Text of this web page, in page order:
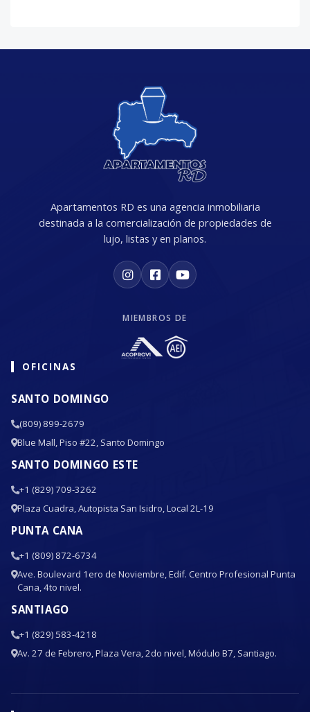
Apartamentos RD es una agencia inmobiliaria
destinada a la comercialización de propiedades de
lujo, listas y en planos.
MIEMBROS DE
OFICINAS
SANTO DOMINGO
(809) 899-2679
Blue Mall, Piso #22, Santo Domingo
SANTO DOMINGO ESTE
+1 (829) 709-3262
Plaza Cuadra, Autopista San Isidro, Local 2L-19
PUNTA CANA
+1 (809) 872-6734
Ave. Boulevard 1ero de Noviembre, Edif. Centro Profesional Punta
Cana, 4to nivel.
SANTIAGO
+1 (829) 583-4218
Av. 27 de Febrero, Plaza Vera, 2do nivel, Módulo B7, Santiago.